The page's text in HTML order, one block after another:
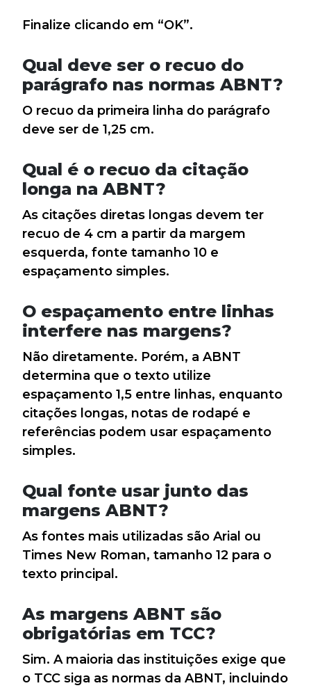
Finalize clicando em “OK”.
Qual deve ser o recuo do
parágrafo nas normas ABNT?
O recuo da primeira linha do parágrafo
deve ser de 1,25 cm.
Qual é o recuo da citação
longa na ABNT?
As citações diretas longas devem ter
recuo de 4 cm a partir da margem
esquerda, fonte tamanho 10 e
espaçamento simples.
O espaçamento entre linhas
interfere nas margens?
Não diretamente. Porém, a ABNT
determina que o texto utilize
espaçamento 1,5 entre linhas, enquanto
citações longas, notas de rodapé e
referências podem usar espaçamento
simples.
Qual fonte usar junto das
margens ABNT?
As fontes mais utilizadas são Arial ou
Times New Roman, tamanho 12 para o
texto principal.
As margens ABNT são
obrigatórias em TCC?
Sim. A maioria das instituições exige que
o TCC siga as normas da ABNT, incluindo